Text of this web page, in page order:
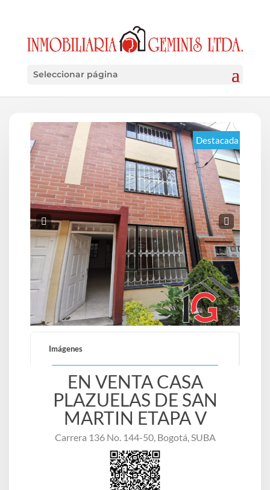
Seleccionar página
Pre
v
Nex
t
Destacada
Imágenes
EN VENTA CASA
PLAZUELAS DE SAN
MARTIN ETAPA V
Carrera 136 No. 144-50, Bogotá, SUBA